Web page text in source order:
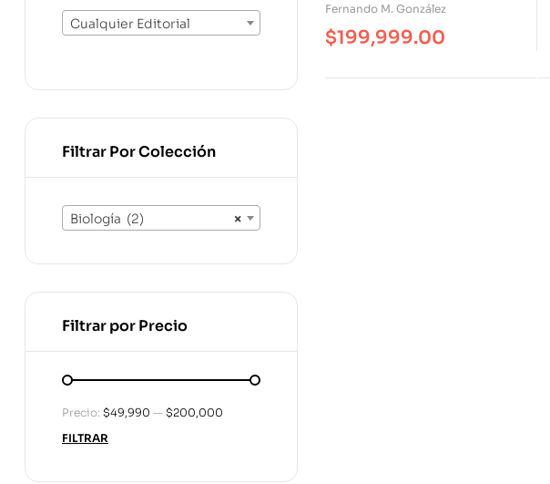
Fernando M. González
$199,999.00
Cualquier Editorial
Filtrar Por Colección
×
Biología (2)
Filtrar por Precio
FILTRAR
Precio: $49,990 — $200,000